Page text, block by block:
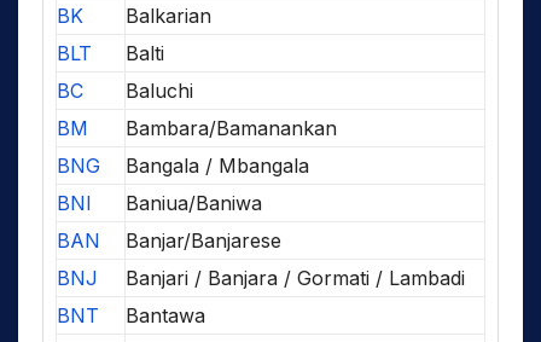
BK
Balkarian
BLT
Balti
BC
Baluchi
BM
Bambara/Bamanankan
BNG
Bangala / Mbangala
BNI
Baniua/Baniwa
BAN
Banjar/Banjarese
BNJ
Banjari / Banjara / Gormati / Lambadi
BNT
Bantawa